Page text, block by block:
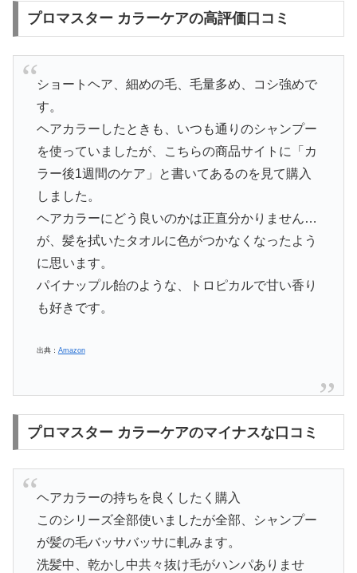
プロマスター カラーケアの高評価口コミ
ショートヘア、細めの毛、毛量多め、コシ強めで
す。
ヘアカラーしたときも、いつも通りのシャンプー
を使っていましたが、こちらの商品サイトに「カ
ラー後1週間のケア」と書いてあるのを見て購入
しました。
ヘアカラーにどう良いのかは正直分かりません…
が、髪を拭いたタオルに色がつかなくなったよう
に思います。
パイナップル飴のような、トロピカルで甘い香り
も好きです。
出典： Amazon
プロマスター カラーケアのマイナスな口コミ
ヘアカラーの持ちを良くしたく購入
このシリーズ全部使いましたが全部、シャンプー
が髪の毛バッサバッサに軋みます。
洗髪中、乾かし中共々抜け毛がハンパありませ